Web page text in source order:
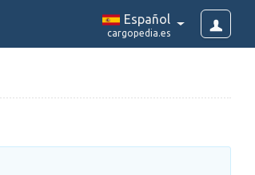
Español
cargopedia.es